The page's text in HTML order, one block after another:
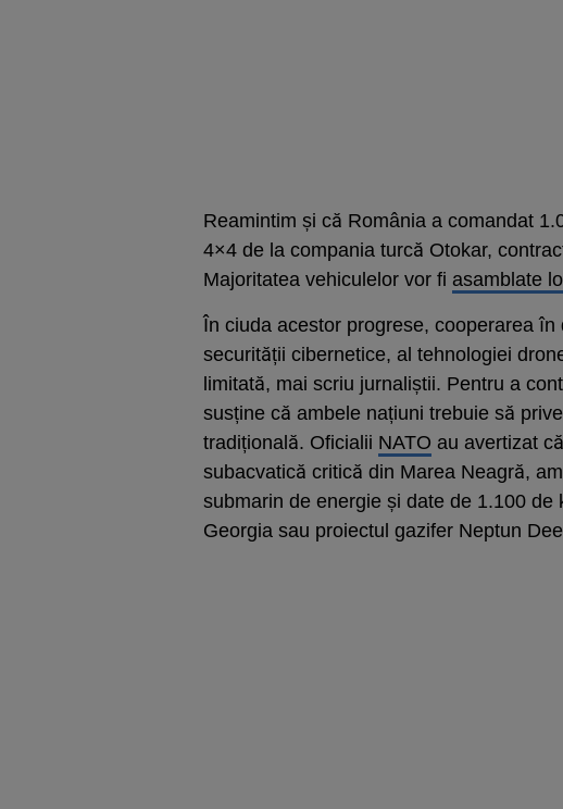
Reamintim și că România a comandat
4×4 de la compania turcă Otokar,
Majoritatea vehiculelor vor fi asamblate
În ciuda acestor progrese, cooperarea
securității cibernetice, al tehnologiei
limitată, mai scriu jurnaliștii. Pentru a
susține că ambele națiuni trebuie să
tradițională. Oficialii NATO au avertizat
subacvatică critică din Marea Neagră,
submarin de energie și date de 1.100
Georgia sau proiectul gazifer Neptun